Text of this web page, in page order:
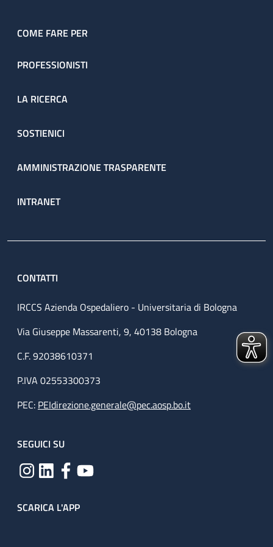
COME FARE PER
PROFESSIONISTI
LA RICERCA
SOSTIENICI
AMMINISTRAZIONE TRASPARENTE
INTRANET
CONTATTI
IRCCS Azienda Ospedaliero - Universitaria di Bologna
Via Giuseppe Massarenti, 9, 40138 Bologna
C.F. 92038610371
P.IVA 02553300373
PEC: PEIdirezione.generale@pec.aosp.bo.it
SEGUICI SU
SCARICA L'APP